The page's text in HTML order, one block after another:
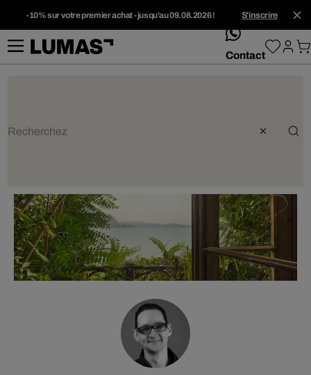
-10% sur votre premier achat - jusqu'au 09.08.2026 ! S'inscrire
whatsApp
Contact